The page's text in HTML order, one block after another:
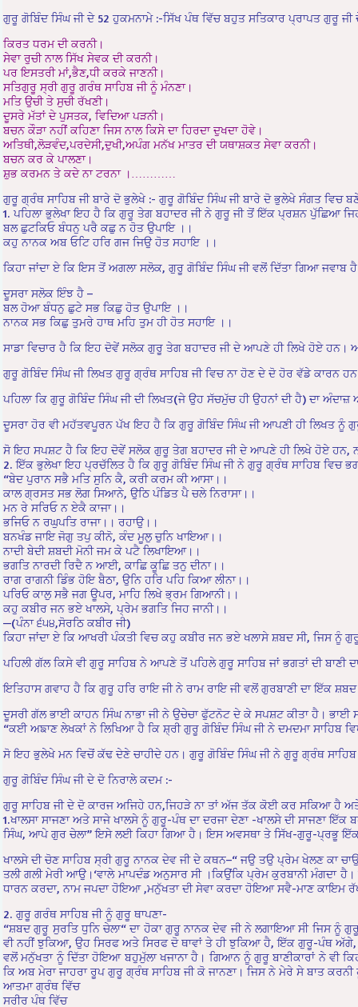
ਗੁਰੂ ਗੋਬਿੰਦ ਸਿੰਘ ਜੀ ਦੇ 52 ਹੁਕਮਨਾਮੇ :-ਸਿੱਖ ਪੰਥ ਵਿੱਚ ਬਹੁਤ ਸਤਿਕਾਰ ਪ੍ਰਾਪਤ ਗੁਰੂ
ਕਿਰਤ ਧਰਮ ਦੀ ਕਰਨੀ।
ਸੇਵਾ ਰੁਚੀ ਨਾਲ ਸਿੱਖ ਸੇਵਕ ਦੀ ਕਰਨੀ।
ਪਰ ਇਸਤਰੀ ਮਾਂ,ਭੈਣ,ਧੀ ਕਰਕੇ ਜਾਣਨੀ।
ਸਤਿਗੁਰੂ ਸ੍ਰੀ ਗੁਰੂ ਗਰੰਥ ਸਾਹਿਬ ਜੀ ਨੂੰ ਮੰਨਣਾ।
ਮਤਿ ਉਚੀ ਤੇ ਸੁਚੀ ਰੱਖਣੀ।
ਦੂਸਰੇ ਮੱਤਾਂ ਦੇ ਪੁਸਤਕ, ਵਿਦਿਆ ਪੜਨੀ।
ਬਚਨ ਕੌੜਾ ਨਹੀਂ ਕਹਿਣਾ ਜਿਸ ਨਾਲ ਕਿਸੇ ਦਾ ਹਿਰਦਾ ਦੁਖਦਾ ਹੋਵੇ।
ਅਤਿਥੀ,ਲੋੜਵੰਦ,ਪਰਦੇਸੀ,ਦੁਖੀ,ਅਪੰਗ ਮਨੱਖ ਮਾਤਰ ਦੀ ਯਥਾਸ਼ਕਤ ਸੇਵਾ ਕਰਨੀ।
ਬਚਨ ਕਰ ਕੇ ਪਾਲਣਾ।
ਸ਼ੁਭ ਕਰਮਨ ਤੇ ਕਦੇ ਨਾ ਟਰਨਾ ।…………
ਗੁਰੂ ਗ੍ਰੰਥ ਸਾਹਿਬ ਜੀ ਬਾਰੇ ਦੋ ਭੁਲੇਖੇ :- ਗੁਰੂ ਗੋਬਿੰਦ ਸਿੰਘ ਜੀ ਬਾਰੇ ਦੋ ਭੁਲੇਖੇ ਸੰਗਤ ਵਿਚ
1. ਪਹਿਲਾ ਭੁਲੇਖਾ ਇਹ ਹੈ ਕਿ ਗੁਰੂ ਤੇਗ ਬਹਾਦਰ ਜੀ ਨੇ ਗੁਰੂ ਜੀ ਤੋਂ ਇੱਕ ਪ੍ਰਸ਼ਨ ਪੁੱਛਿਆ
ਬਲ ਛੁਟਕਿਓ ਬੰਧਨੁ ਪਰੈ ਕਛੁ ਨ ਹੋਤ ਉਪਾਇ ।।
ਕਹੁ ਨਾਨਕ ਅਬ ਓਟਿ ਹਰਿ ਗਜ ਜਿਉ ਹੋਤ ਸਹਾਇ ।।
ਕਿਹਾ ਜਾਂਦਾ ਏ ਕਿ ਇਸ ਤੋਂ ਅਗਲਾ ਸਲੋਕ, ਗੁਰੂ ਗੋਬਿੰਦ ਸਿੰਘ ਜੀ ਵਲੋਂ ਦਿੱਤਾ ਗਿਆ
ਦੂਸਰਾ ਸਲੋਕ ਇੰਝ ਹੈ –
ਬਲ ਹੋਆ ਬੰਧਨੁ ਛੁਟੇ ਸਭ ਕਿਛੁ ਹੋਤ ਉਪਾਇ ।।
ਨਾਨਕ ਸਭ ਕਿਛੁ ਤੁਮਰੇ ਹਾਥ ਮਹਿ ਤੁਮ ਹੀ ਹੋਤ ਸਹਾਇ ।।
ਸਾਡਾ ਵਿਚਾਰ ਹੈ ਕਿ ਇਹ ਦੋਵੇਂ ਸਲੋਕ ਗੁਰੂ ਤੇਗ ਬਹਾਦਰ ਜੀ ਦੇ ਆਪਣੇ ਹੀ ਲਿਖੇ ਹੋਏ ਹਨ।
ਗੁਰੂ ਗੋਬਿੰਦ ਸਿੰਘ ਜੀ ਲਿਖਤ ਗੁਰੂ ਗ੍ਰੰਥ ਸਾਹਿਬ ਜੀ ਵਿਚ ਨਾ ਹੋਣ ਦੇ ਦੋ ਹੋਰ ਵੱਡੇ ਕਾਰਨ
ਪਹਿਲਾ ਕਿ ਗੁਰੂ ਗੋਬਿੰਦ ਸਿੰਘ ਜੀ ਦੀ ਲਿਖਤ(ਜੇ ਉਹ ਸੱਚਮੁੱਚ ਹੀ ਉਹਨਾਂ ਦੀ ਹੈ) ਦਾ
ਦੂਸਰਾ ਹੋਰ ਵੀ ਮਹੱਤਵਪੂਰਨ ਪੱਖ ਇਹ ਹੈ ਕਿ ਗੁਰੂ ਗੋਬਿੰਦ ਸਿੰਘ ਜੀ ਆਪਣੀ ਹੀ ਲਿਖਤ ਨੂੰ
ਸੋ ਇਹ ਸਪਸ਼ਟ ਹੈ ਕਿ ਇਹ ਦੋਵੇਂ ਸਲੋਕ ਗੁਰੂ ਤੇਗ ਬਹਾਦਰ ਜੀ ਦੇ ਆਪਣੇ ਹੀ ਲਿਖੇ ਹੋਏ ਹਨ,
2. ਇੱਕ ਭੁਲੇਖਾ ਇਹ ਪ੍ਰਚੱਲਿਤ ਹੈ ਕਿ ਗੁਰੂ ਗੋਬਿੰਦ ਸਿੰਘ ਜੀ ਨੇ ਗੁਰੂ ਗ੍ਰੰਥ ਸਾਹਿਬ
“ਬੇਦ ਪੁਰਾਨ ਸਭੈ ਮਤਿ ਸੁਨਿ ਕੈ, ਕਰੀ ਕਰਮ ਕੀ ਆਸਾ।।
ਕਾਲ ਗ੍ਰਸਤ ਸਭ ਲੋਗ ਸਿਆਨੇ, ਉਠਿ ਪੰਡਿਤ ਪੈ ਚਲੇ ਨਿਰਾਸਾ।।
ਮਨ ਰੇ ਸਰਿਓ ਨ ਏਕੈ ਕਾਜਾ।।
ਭਜਿਓ ਨ ਰਘੁਪਤਿ ਰਾਜਾ।। ਰਹਾਉ।।
ਬਨਖੰਡ ਜਾਇ ਜੋਗੁ ਤਪੁ ਕੀਨੋ, ਕੰਦ ਮੂਲੁ ਚੁਨਿ ਖਾਇਆ।।
ਨਾਦੀ ਬੇਦੀ ਸ਼ਬਦੀ ਮੋਨੀ ਜਮ ਕੇ ਪਟੈ ਲਿਖਾਇਆ।।
ਭਗਤਿ ਨਾਰਦੀ ਰਿਦੈ ਨ ਆਈ, ਕਾਛਿ ਕੂਛਿ ਤਨੁ ਦੀਨਾ।।
ਰਾਗ ਰਾਗਨੀ ਡਿੰਭ ਹੋਇ ਬੈਠਾ, ਉਨਿ ਹਰਿ ਪਹਿ ਕਿਆ ਲੀਨਾ।।
ਪਰਿਓ ਕਾਲੁ ਸਭੈ ਜਗ ਊਪਰ, ਮਾਹਿ ਲਿਖੇ ਭ੍ਰਮ ਗਿਆਨੀ।।
ਕਹੁ ਕਬੀਰ ਜਨ ਭਏ ਖਾਲਸੇ, ਪ੍ਰੇਮ ਭਗਤਿ ਜਿਹ ਜਾਨੀ।।
—(ਪੰਨਾ ੬੫੪,ਸੋਰਠਿ ਕਬੀਰ ਜੀ)
ਕਿਹਾ ਜਾਂਦਾ ਏ ਕਿ ਆਖਰੀ ਪੰਕਤੀ ਵਿਚ ਕਹੁ ਕਬੀਰ ਜਨ ਭਏ ਖਲਾਸੇ ਸ਼ਬਦ ਸੀ, ਜਿਸ ਨੂੰ
ਪਹਿਲੀ ਗੱਲ ਕਿਸੇ ਵੀ ਗੁਰੂ ਸਾਹਿਬ ਨੇ ਆਪਣੇ ਤੋਂ ਪਹਿਲੇ ਗੁਰੂ ਸਾਹਿਬ ਜਾਂ ਭਗਤਾਂ ਦੀ
ਇਤਿਹਾਸ ਗਵਾਹ ਹੈ ਕਿ ਗੁਰੂ ਹਰਿ ਰਾਇ ਜੀ ਨੇ ਰਾਮ ਰਾਇ ਜੀ ਵਲੋਂ ਗੁਰਬਾਣੀ ਦਾ ਇੱਕ ਸ਼ਬਦ
ਦੂਸਰੀ ਗੱਲ ਭਾਈ ਕਾਹਨ ਸਿੰਘ ਨਾਭਾ ਜੀ ਨੇ ਉਚੇਚਾ ਫੁੱਟਨੋਟ ਦੇ ਕੇ ਸਪਸ਼ਟ ਕੀਤਾ ਹੈ। ਭਾਈ
“ਕਈ ਅਙਾਣ ਲੇਖਕਾਂ ਨੇ ਲਿਖਿਆ ਹੈ ਕਿ ਸ਼੍ਰੀ ਗੁਰੂ ਗੋਬਿੰਦ ਸਿੰਘ ਜੀ ਨੇ ਦਮਦਮਾ ਸਾਹਿਬ
ਸੋ ਇਹ ਭੁਲੇਖੇ ਮਨ ਵਿਚੋਂ ਕੱਢ ਦੇਣੇ ਚਾਹੀਦੇ ਹਨ। ਗੁਰੂ ਗੋਬਿੰਦ ਸਿੰਘ ਜੀ ਨੇ ਗੁਰੂ ਗ੍ਰੰਥ
ਗੁਰੂ ਗੋਬਿੰਦ ਸਿੰਘ ਜੀ ਦੇ ਦੋ ਨਿਰਾਲੇ ਕਦਮ :-
ਗੁਰੂ ਸਾਹਿਬ ਜੀ ਦੇ ਦੋ ਕਾਰਜ ਅਜਿਹੇ ਹਨ,ਜਿਹੜੇ ਨਾ ਤਾਂ ਅੱਜ ਤੱਕ ਕੋਈ ਕਰ ਸਕਿਆ ਹੈ
1.ਖਾਲਸਾ ਸਾਜਣਾ ਅਤੇ ਸਾਜੇ ਖਾਲਸੇ ਨੂੰ ਗੁਰੂ-ਪੰਥ ਦਾ ਦਰਜਾ ਦੇਣਾ -ਖਾਲਸੇ ਦੀ
ਸਿੰਘ, ਆਪੇ ਗੁਰ ਚੇਲਾ” ਇਸੇ ਲਈ ਕਿਹਾ ਗਿਆ ਹੈ। ਇਸ ਅਵਸਥਾ ਤੇ ਸਿੱਖ-ਗੁਰੂ-ਪ੍ਰਭੂ
ਖਾਲਸੇ ਦੀ ਚੋਣ ਸਾਹਿਬ ਸ੍ਰੀ ਗੁਰੂ ਨਾਨਕ ਦੇਵ ਜੀ ਦੇ ਕਥਨ–“ ਜਉ ਤਉ ਪ੍ਰੇਮ ਖੇਲਣ ਕਾ
ਤਲੀ ਗਲੀ ਮੇਰੀ ਆਉ।‘ਵਾਲੇ ਮਾਪਦੰਡ ਅਨੁਸਾਰ ਸੀ ।ਕਿਉਂਕਿ ਪ੍ਰੇਮ ਕੁਰਬਾਨੀ ਮੰਗਦਾ
ਧਾਰਨ ਕਰਦਾ, ਨਾਮ ਜਪਦਾ ਹੋਇਆ ,ਮਨੁੱਖਤਾ ਦੀ ਸੇਵਾ ਕਰਦਾ ਹੋਇਆ ਸਵੈ-ਮਾਣ
2. ਗੁਰੂ ਗਰੰਥ ਸਾਹਿਬ ਜੀ ਨੂੰ ਗੁਰੂ ਥਾਪਣਾ-
“ਸ਼ਬਦ ਗੁਰੂ ਸੁਰਤਿ ਧੁਨਿ ਚੇਲਾ“ ਦਾ ਹੋਕਾ ਗੁਰੂ ਨਾਨਕ ਦੇਵ ਜੀ ਨੇ ਲਗਾਇਆ ਸੀ ਜਿਸ
ਵੀ ਨਹੀਂ ਝੁਕਿਆ, ਉਹ ਸਿਰਫ ਅਤੇ ਸਿਰਫ ਦੋ ਥਾਵਾਂ ਤੇ ਹੀ ਝੁਕਿਆ ਹੈ, ਇੱਕ ਗੁਰੂ-ਪੰਥ
ਵਲੋਂ ਮਨੁੱਖਤਾ ਨੂੰ ਦਿੱਤਾ ਹੋਇਆ ਬਹੁਮੁੱਲਾ ਖਜਾਨਾ ਹੈ। ਗਿਆਨ ਨੂੰ ਗੁਰੂ ਬਾਣੀਕਾਰਾਂ ਨੇ ਵੀ
ਕਿ ਅਬ ਮੇਰਾ ਜਾਹਰਾ ਰੂਪ ਗੁਰੂ ਗ੍ਰੰਥ ਸਾਹਿਬ ਜੀ ਕੋ ਜਾਨਣਾ। ਜਿਸ ਨੇ ਮੇਰੇ ਸੇ ਬਾਤ
ਆਤਮਾ ਗ੍ਰੰਥ ਵਿੱਚ
ਸਰੀਰ ਪੰਥ ਵਿੱਚ